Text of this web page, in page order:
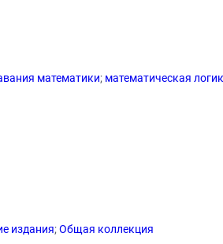
математики; математическая
издания;Общая коллекция